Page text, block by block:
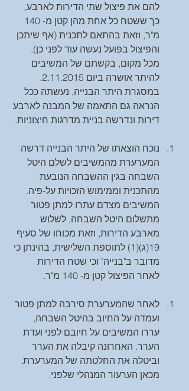
להם את פיצול שתי הדירות לארבע,
מ"ר, וזאת בהתאם לתכנית (אף שיתכן
והפיצול בפועל נעשה עוד לפני כן).
מכל מקום, בקשתם של המשיבים
להיתר אושרה ביום 2.11.2015.
במסגרת היתר הבנייה, נעשתה ככל
הנראה גם התאמה של המבנה לארבע
דירות ונדרשה בניית מדרגות חיצוניות.
נוכח הוצאתו של היתר הבנייה דרשה
המערערת מהמשיבים לשלם היטל
השבחה בגין ההשבחה הנובעת
מהתכנית וממימוש הזכויות על-פיה.
המשיבים מצדם עתרו למתן פטור
מתשלום היטל השבחה, לשלוש
מארבע הדירות, וזאת מכוחו של סעיף
19(ג)(1) לתוספת השלישית, בהינתן כי
מדובר ב"בנייה" וכי שטח הדירות
לאחר הפיצול קטן מ- 140 מ"ר.
לאחר שהמערערת סירבה למתן פטור
ועמדה על החיוב בהיטל השבחה,
עררו המשיבים על חיובם לפני ועדת
הערר. האחרונה קיבלה את הערר
וביטלה את החלטתה של המערערת.
מכאן הערעור המנהלי שלפני.